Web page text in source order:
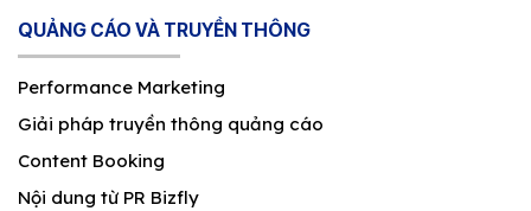
QUẢNG CÁO VÀ TRUYỀN THÔNG
Performance Marketing
Giải pháp truyền thông quảng cáo
Content Booking
Nội dung từ PR Bizfly